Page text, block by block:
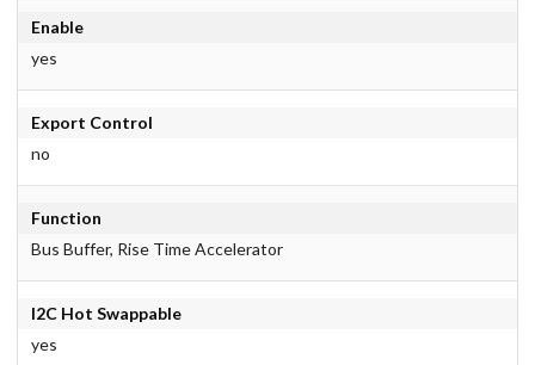
Enable
yes
Export Control
no
Function
Bus Buffer, Rise Time Accelerator
I2C Hot Swappable
yes